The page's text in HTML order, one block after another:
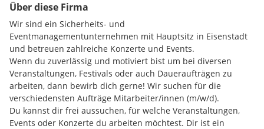
Über diese Firma
Wir sind ein Sicherheits- und
Eventmanagementunternehmen mit Hauptsitz in Eisenstadt
und betreuen zahlreiche Konzerte und Events.
Wenn du zuverlässig und motiviert bist um bei diversen
Veranstaltungen, Festivals oder auch Daueraufträgen zu
arbeiten, dann bewirb dich gerne! Wir suchen für die
verschiedensten Aufträge Mitarbeiter/innen (m/w/d).
Du kannst dir frei aussuchen, für welche Veranstaltungen,
Events oder Konzerte du arbeiten möchtest. Dir ist ein